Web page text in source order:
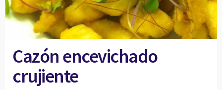
Cazón encevichado
crujiente